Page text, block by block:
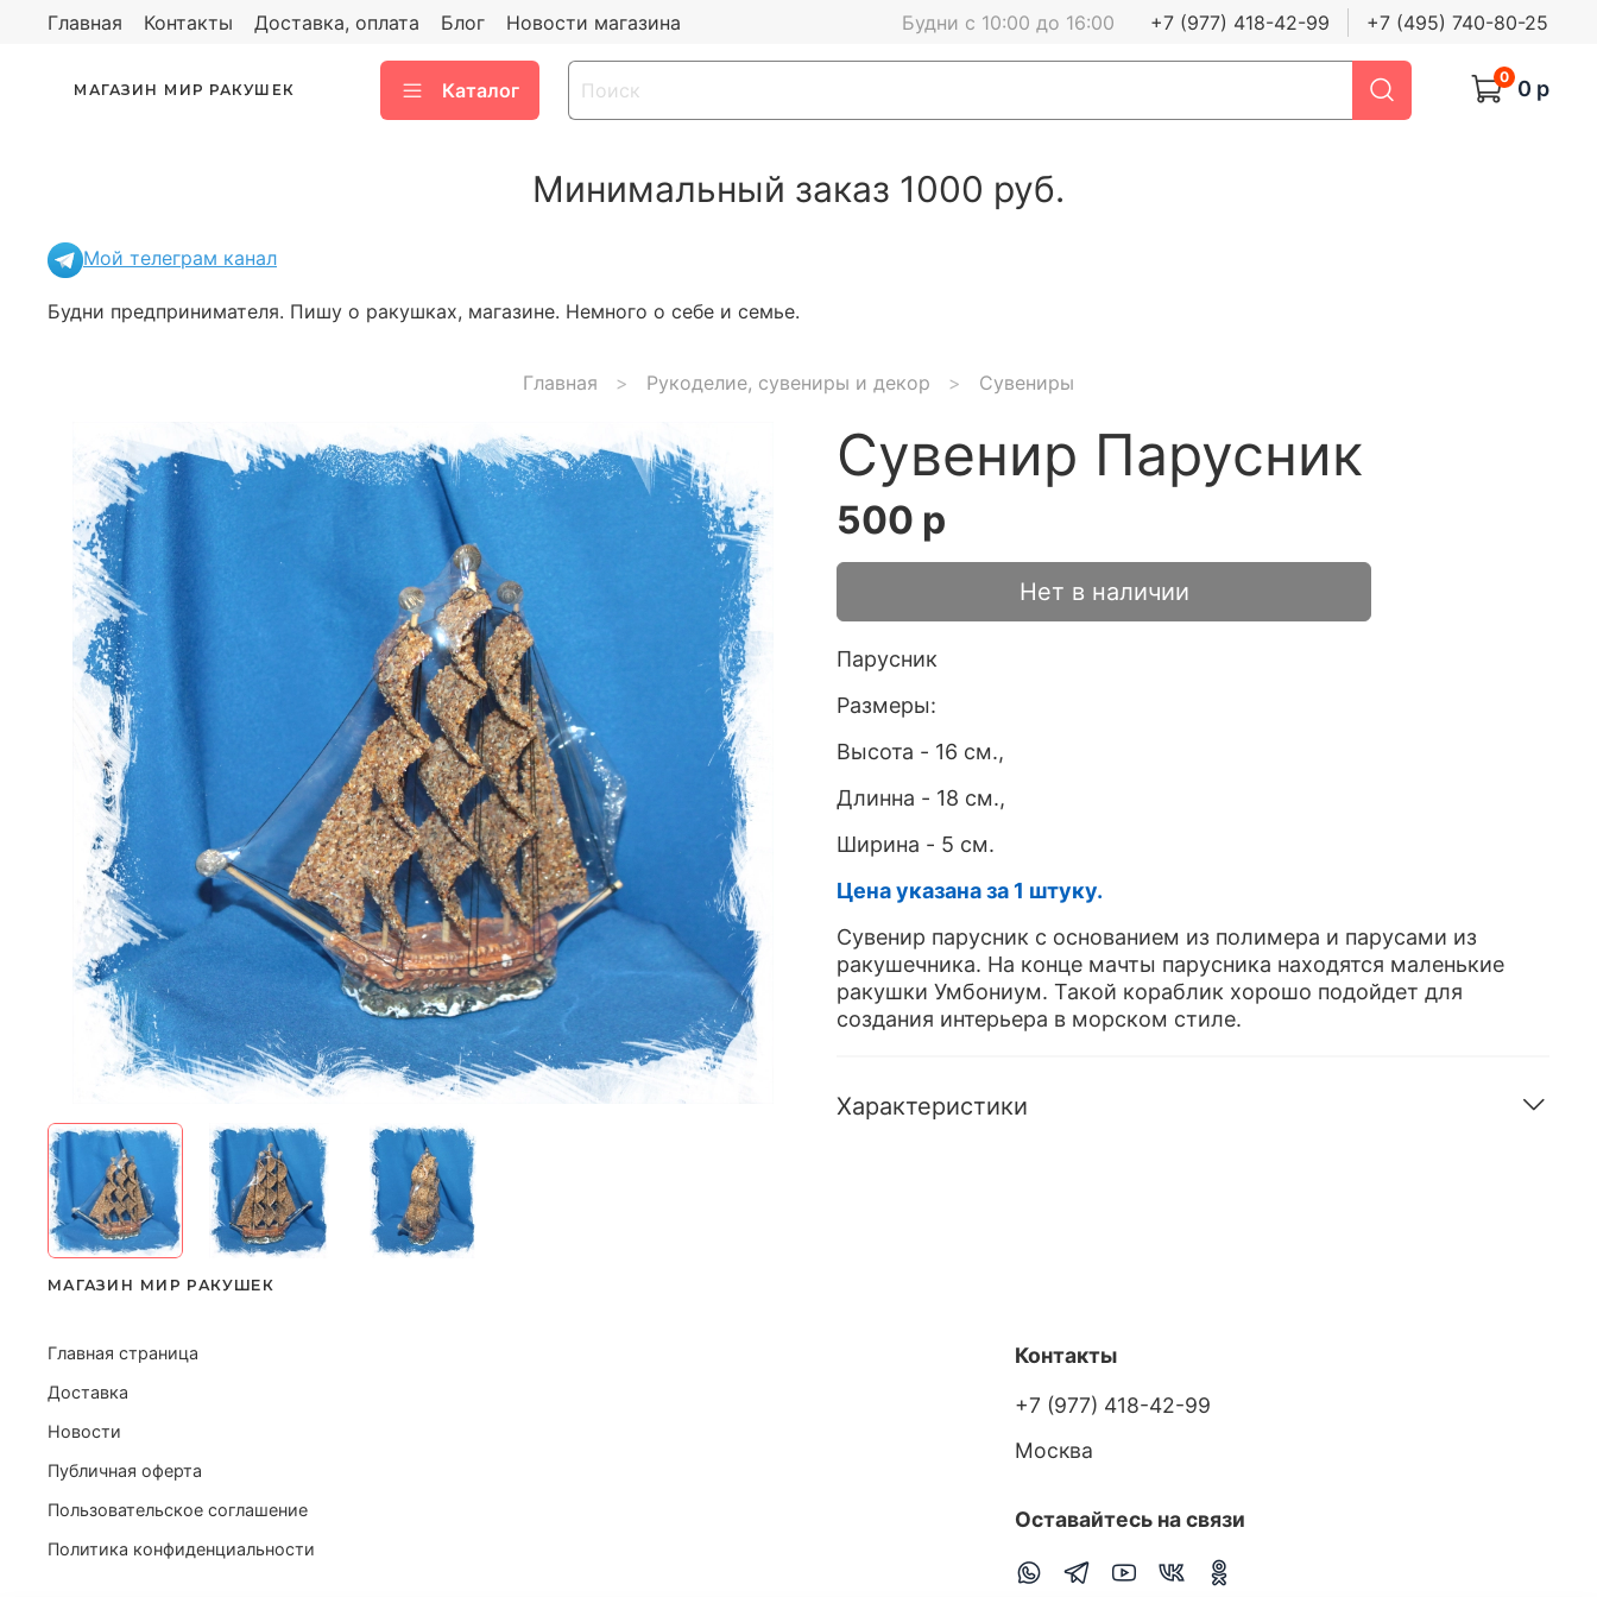
Главная Контакты Доставка, оплата Блог Новости магазина Будни с 10:00 до 16:00 +7 (977) 418-42-99 +7 (495) 740-80-25
МАГАЗИН МИР РАКУШЕК Каталог
0 0 р
Минимальный заказ 1000 руб.
Мой телеграм канал
Будни предпринимателя. Пишу о ракушках, магазине. Немного о себе и семье.
Главная Рукоделие, сувениры и декор Сувениры
Сувенир Парусник
500 р
Нет в наличии
Парусник
Размеры:
Высота - 16 см.,
Длинна - 18 см.,
Ширина - 5 см.
Цена указана за 1 штуку.
Сувенир парусник с основанием из полимера и парусами из
ракушечника. На конце мачты парусника находятся маленькие
ракушки Умбониум. Такой кораблик хорошо подойдет для
создания интерьера в морском стиле.
Характеристики
МАГАЗИН МИР РАКУШЕК
Главная страница
Доставка
Новости
Публичная оферта
Пользовательское соглашение
Политика конфиденциальности
Контакты
+7 (977) 418-42-99
Москва
Оставайтесь на связи